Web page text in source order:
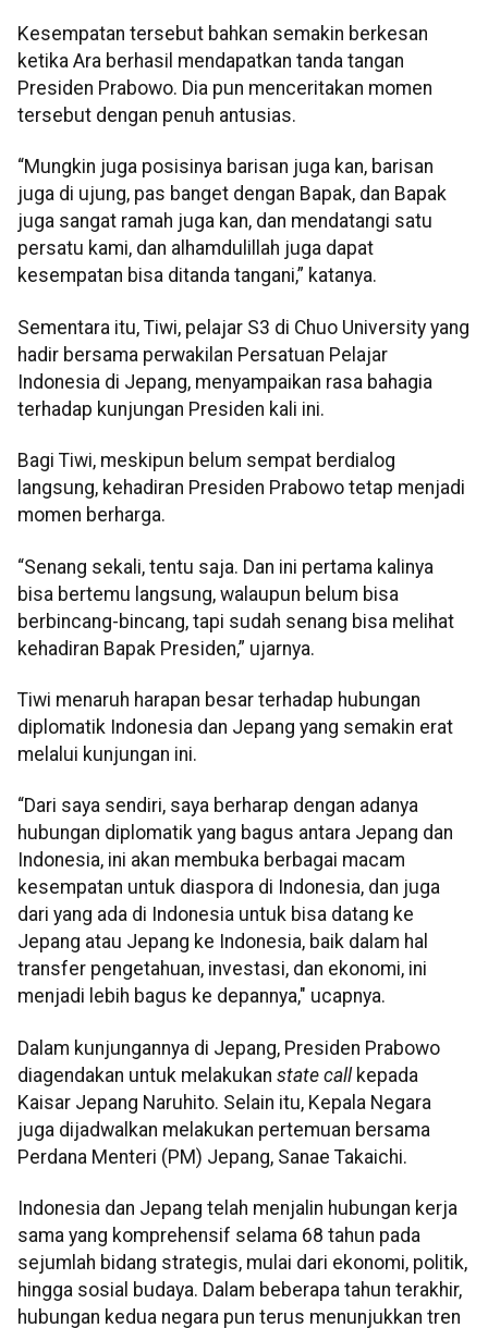
Kesempatan tersebut bahkan semakin berkesan
ketika Ara berhasil mendapatkan tanda tangan
Presiden Prabowo. Dia pun menceritakan momen
tersebut dengan penuh antusias.
“Mungkin juga posisinya barisan juga kan, barisan
juga di ujung, pas banget dengan Bapak, dan Bapak
juga sangat ramah juga kan, dan mendatangi satu
persatu kami, dan alhamdulillah juga dapat
kesempatan bisa ditanda tangani,” katanya.
Sementara itu, Tiwi, pelajar S3 di Chuo University yang
hadir bersama perwakilan Persatuan Pelajar
Indonesia di Jepang, menyampaikan rasa bahagia
terhadap kunjungan Presiden kali ini.
Bagi Tiwi, meskipun belum sempat berdialog
langsung, kehadiran Presiden Prabowo tetap menjadi
momen berharga.
“Senang sekali, tentu saja. Dan ini pertama kalinya
bisa bertemu langsung, walaupun belum bisa
berbincang-bincang, tapi sudah senang bisa melihat
kehadiran Bapak Presiden,” ujarnya.
Tiwi menaruh harapan besar terhadap hubungan
diplomatik Indonesia dan Jepang yang semakin erat
melalui kunjungan ini.
“Dari saya sendiri, saya berharap dengan adanya
hubungan diplomatik yang bagus antara Jepang dan
Indonesia, ini akan membuka berbagai macam
kesempatan untuk diaspora di Indonesia, dan juga
dari yang ada di Indonesia untuk bisa datang ke
Jepang atau Jepang ke Indonesia, baik dalam hal
transfer pengetahuan, investasi, dan ekonomi, ini
menjadi lebih bagus ke depannya," ucapnya.
Dalam kunjungannya di Jepang, Presiden Prabowo
diagendakan untuk melakukan state callkepada
Kaisar Jepang Naruhito. Selain itu, Kepala Negara
juga dijadwalkan melakukan pertemuan bersama
Perdana Menteri (PM) Jepang, Sanae Takaichi.
Indonesia dan Jepang telah menjalin hubungan kerja
sama yang komprehensif selama 68 tahun pada
sejumlah bidang strategis, mulai dari ekonomi, politik,
hingga sosial budaya. Dalam beberapa tahun terakhir,
hubungan kedua negara pun terus menunjukkan tren